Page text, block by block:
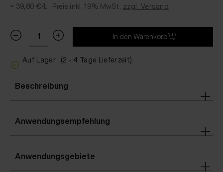
= 39,80 €/L · Preis inkl. 19% MwSt. zzgl. Versand
In den Warenkorb
Auf Lager (2 - 4 Tage Lieferzeit)
Beschreibung
Anwendungsempfehlung
Anwendungsgebiete